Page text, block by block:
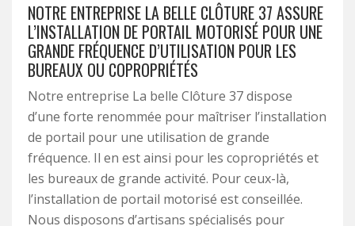
NOTRE ENTREPRISE LA BELLE CLÔTURE 37 ASSURE
L’INSTALLATION DE PORTAIL MOTORISÉ POUR UNE
GRANDE FRÉQUENCE D’UTILISATION POUR LES
BUREAUX OU COPROPRIÉTÉS
Notre entreprise La belle Clôture 37 dispose
d’une forte renommée pour maîtriser l’installation
de portail pour une utilisation de grande
fréquence. Il en est ainsi pour les copropriétés et
les bureaux de grande activité. Pour ceux-là,
l’installation de portail motorisé est conseillée.
Nous disposons d’artisans spécialisés pour